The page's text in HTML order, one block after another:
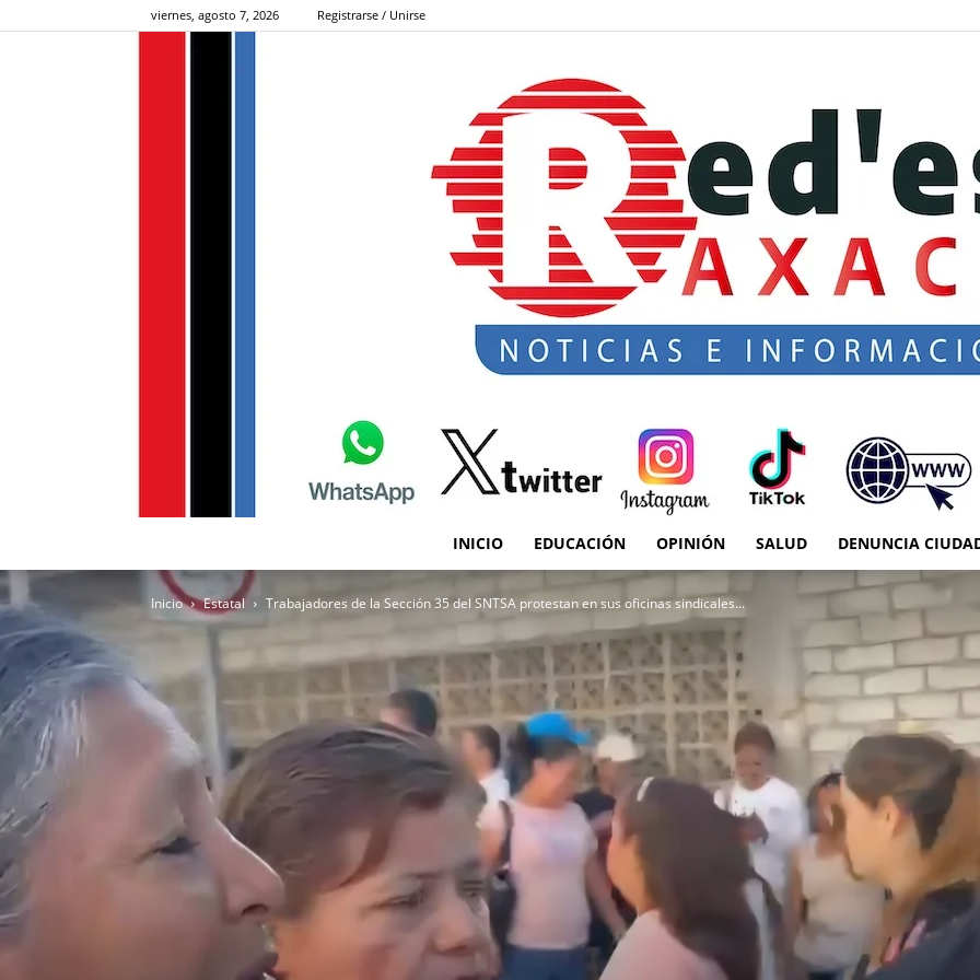
viernes, agosto 7, 2026 Registrarse / Unirse
es
Oaxaca
INICIO EDUCACIÓN OPINIÓN SALUD DENUNCIA
Inicio Estatal Trabajadores de la Sección 35 del SNTSA protestan en sus oficinas sindicales...